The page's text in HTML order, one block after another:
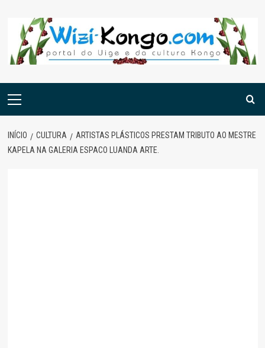
content
Menu
INÍCIO CULTURA
ARTISTAS PLÁSTICOS PRESTAM TRIBUTO AO MESTRE
KAPELA NA GALERIA ESPACO LUANDA ARTE.